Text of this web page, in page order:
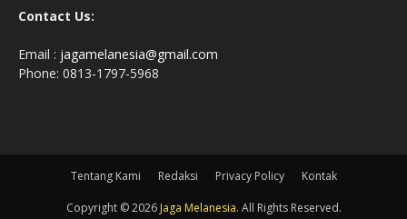
Contact Us:
Email : jagamelanesia@gmail.com
Phone: 0813-1797-5968
Tentang Kami Redaksi Privacy Policy Kontak
Copyright © 2026 Jaga Melanesia. All Rights Reserved.